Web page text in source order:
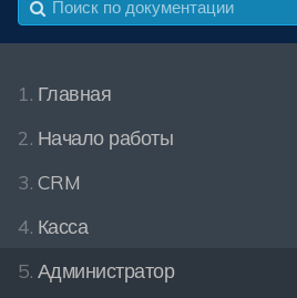
1. Главная
2. Начало работы
3. CRM
4. Касса
5. Администратор